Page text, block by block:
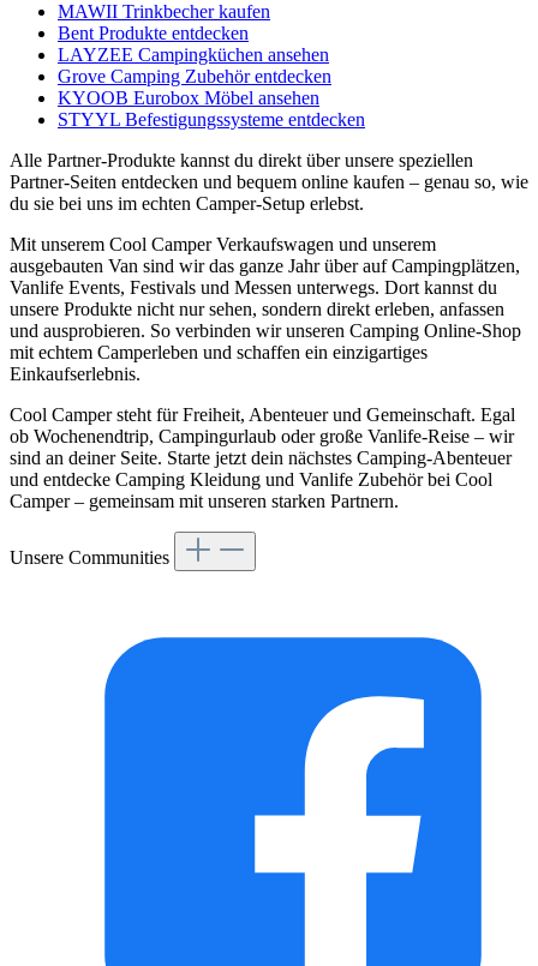
MAWII Trinkbecher kaufen
Bent Produkte entdecken
LAYZEE Campingküchen ansehen
Grove Camping Zubehör entdecken
KYOOB Eurobox Möbel ansehen
STYYL Befestigungssysteme entdecken
Alle Partner-Produkte kannst du direkt über unsere speziellen
Partner-Seiten entdecken und bequem online kaufen – genau so, wie
du sie bei uns im echten Camper-Setup erlebst.
Mit unserem Cool Camper Verkaufswagen und unserem
ausgebauten Van sind wir das ganze Jahr über auf Campingplätzen,
Vanlife Events, Festivals und Messen unterwegs. Dort kannst du
unsere Produkte nicht nur sehen, sondern direkt erleben, anfassen
und ausprobieren. So verbinden wir unseren Camping Online-Shop
mit echtem Camperleben und schaffen ein einzigartiges
Einkaufserlebnis.
Cool Camper steht für Freiheit, Abenteuer und Gemeinschaft. Egal
ob Wochenendtrip, Campingurlaub oder große Vanlife-Reise – wir
sind an deiner Seite. Starte jetzt dein nächstes Camping-Abenteuer
und entdecke Camping Kleidung und Vanlife Zubehör bei Cool
Camper – gemeinsam mit unseren starken Partnern.
Unsere Communities